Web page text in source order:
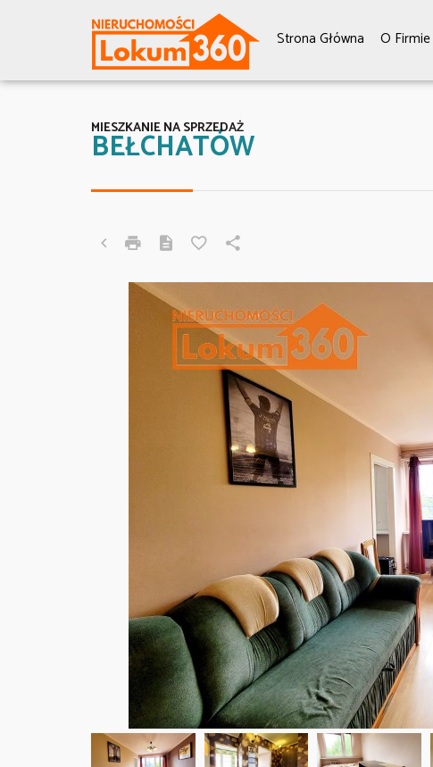
Strona Główna O Firmie
BEŁCHATÓW
MIESZKANIE NA SPRZEDAŻ